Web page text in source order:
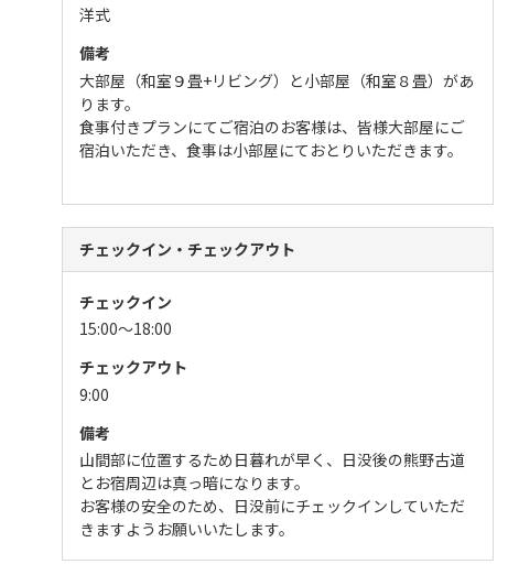
洋式
備考
大部屋（和室９畳+リビング）と小部屋（和室８畳）があ
ります。
食事付きプランにてご宿泊のお客様は、皆様大部屋にご
宿泊いただき、食事は小部屋にておとりいただきます。
チェックイン・チェックアウト
チェックイン
15:00～18:00
チェックアウト
9:00
備考
山間部に位置するため日暮れが早く、日没後の熊野古道
とお宿周辺は真っ暗になります。
お客様の安全のため、日没前にチェックインしていただ
きますようお願いいたします。